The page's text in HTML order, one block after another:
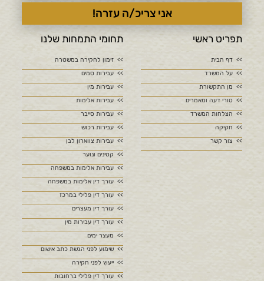
תפריט ראשי
דף הבית
על המשרד
מן התקשורת
טורי דעה ומאמרים
הצלחות המשרד
חקיקה
צור קשר
תחומי התמחות שלנו
זימון לחקירה במשטרה
עבירות סמים
עבירות מין
עבירות אלימות
עבירות סייבר
עבירות רכוש
עבירות צווארון לבן
קטינים ונוער
עבירות אלימות במשפחה
עורך דין אלימות במשפחה
עורך דין פלילי במרכז
עורך דין מעצרים
עורך דין עבירות מין
מעצר ימים
שימוע לפני הגשת כתב אישום
ייעוץ לפני חקירה
עורך דין פלילי ברחובות